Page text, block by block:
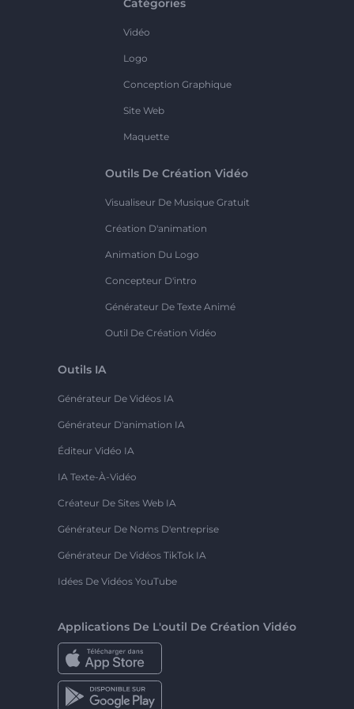
Catégories
Vidéo
Logo
Conception Graphique
Site Web
Maquette
Outils De Création Vidéo
Visualiseur De Musique Gratuit
Création D'animation
Animation Du Logo
Concepteur D'intro
Générateur De Texte Animé
Outil De Création Vidéo
Outils IA
Générateur De Vidéos IA
Générateur D'animation IA
Éditeur Vidéo IA
IA Texte-À-Vidéo
Créateur De Sites Web IA
Générateur De Noms D'entreprise
Générateur De Vidéos TikTok IA
Idées De Vidéos YouTube
Applications De L'outil De Création Vidéo